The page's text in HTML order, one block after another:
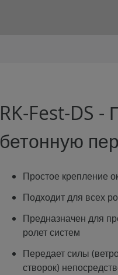
RK-Fest-DS
бетонную
Простое крепление
Подходит для всех
Предназначен для
ролет систем
Передает силы
створок)